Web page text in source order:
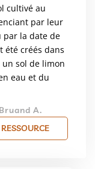
cultivé au
par leur
par la date de
été créés dans
un sol de limon
eau et du
A.